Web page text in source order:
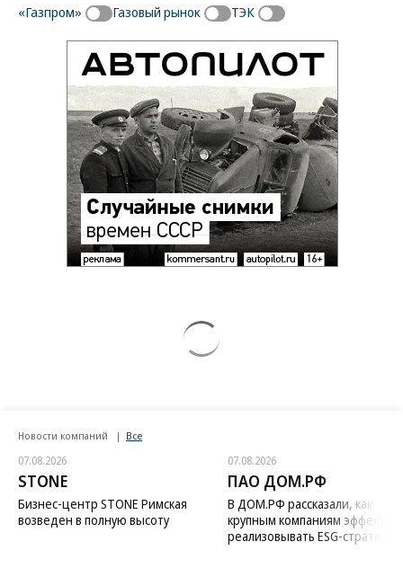
«Газпром»
Газовый рынок ТЭК
Новости компаний Все
07.08.2026
STONE
Бизнес-центр STONE Римская
возведен в полную высоту
07.08.2026
ПАО ДОМ.РФ
В ДОМ.РФ рассказали, как
крупным компаниям
реализовывать ESG-стратегию